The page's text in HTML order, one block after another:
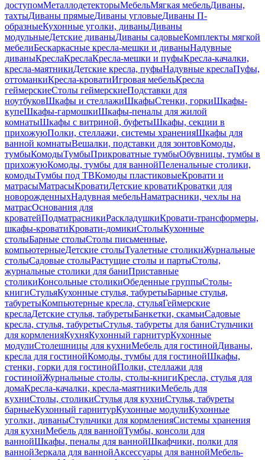
доступомМеталлодетекторыМебельМягкая мебельДиваны,
тахтыДиваны прямыеДиваны угловыеДиваны П-
образныеКухонные уголки, диваныДиваны
модульныеДетские диваныДиваны садовыеКомплекты мягкой
мебелиБескаркасные кресла-мешки и диваныНадувные
диваныКреслаКреслаКресла-мешки и пуфыКресла-качалки,
кресла-маятникиДетские кресла, пуфыНадувные креслаПуфы,
оттоманкиКресла-кроватиИгровая мебельКресла
геймерскиеСтолы геймерскиеПодставки для
ноутбуковШкафы и стеллажиШкафыСтенки, горкиШкафы-
купеШкафы-гармошкиШкафы-пеналы для жилой
комнатыШкафы с витриной, буфетыШкафы, секции в
прихожуюПолки, стеллажи, системы храненияШкафы для
ванной комнатыВешалки, подставки для зонтовКомоды,
тумбыКомодыТумбыПрикроватные тумбыОбувницы, тумбы в
прихожуюКомоды, тумбы для ваннойПеленальные столики,
комодыТумбы под ТВКомоды пластиковыеКровати и
матрасыМатрасыКроватиДетские кроватиКроватки для
новорожденныхНадувная мебельНаматрасники, чехлы на
матрасОснования для
кроватейПодматрасникиРаскладушкиКровати-трансформеры,
шкафы-кроватиКровати-домикиСтолыКухонные
столыБарные столыСтолы письменные,
компьютерныеДетские столыТуалетные столикиЖурнальные
столыСадовые столыРастущие столы и партыСтолы,
журнальные столики для баниПриставные
столикиКонсольные столикиОбеденные группыСтолы-
книгиСтульяКухонные стулья, табуретыБарные стулья,
табуретыКомпьютерные кресла, стульяГеймерские
креслаДетские стулья, табуретыБанкетки, скамьиСадовые
кресла, стулья, табуретыСтулья, табуреты для баниСтульчики
для кормленияКухняКухонный гарнитурКухонные
модулиСтолешницы для кухниМебель для гостинойДиваны,
кресла для гостинойКомоды, тумбы для гостинойШкафы,
стенки, горки для гостинойПолки, стеллажи для
гостинойЖурнальные столы, столы-книгиКресла, стулья для
домаКресла-качалки, кресла-маятникиМебель для
кухниСтолы, столикиСтулья для кухниСтулья, табуреты
барныеКухонный гарнитурКухонные модулиКухонные
уголки, диваныСтульчики для кормленияСистемы хранения
для кухниМебель для ваннойТумбы, консоли для
ваннойШкафы, пеналы для ваннойШкафчики, полки для
ваннойЗеркала для ваннойАксессуары для ваннойМебель-